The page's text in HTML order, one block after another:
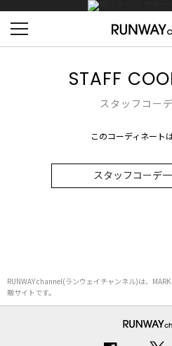
STAFF
スタッフコー
このコーディネート
スタッフコーデ
RUNWAY channel(ランウェイチャンネル)は、
販サイトです。